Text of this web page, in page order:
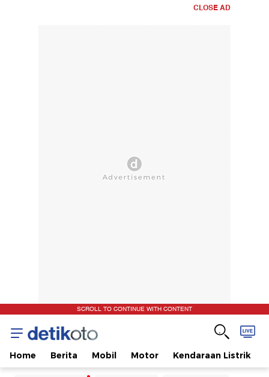
CLOSE AD
SCROLL TO CONTINUE WITH CONTENT
Home Berita Mobil Motor Kendaraan Listrik